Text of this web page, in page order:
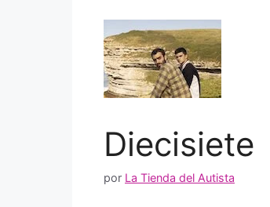
Diecisiete
por La Tienda del Autista